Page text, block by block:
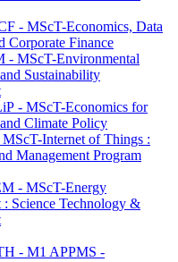
- MScT-Economics, Data
Corporate Finance
- MScT-Environmental
Sustainability
- MScT-Economics for
Climate Policy
Internet of Things :
Management Program
- MScT-Energy
Science Technology &
- M1 APPMS -